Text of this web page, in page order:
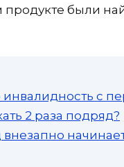
продукте были
с
2 раза подряд?